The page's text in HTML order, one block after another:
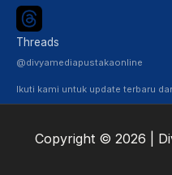
Threads
@divyamediapustakaonline
Ikuti kami untuk update terbaru
Copyright © 2026 |